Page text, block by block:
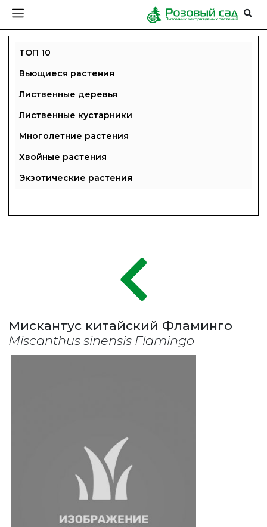
ТОП 10
Вьющиеся растения
Лиственные деревья
Лиственные кустарники
Многолетние растения
Хвойные растения
Экзотические растения
Мискантус китайский Фламинго
Miscanthus sinensis Flamingo